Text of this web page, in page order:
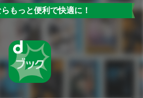
もっと便利で快適に！